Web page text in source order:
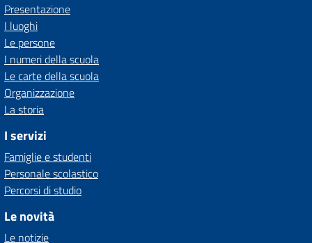
Presentazione
I luoghi
Le persone
I numeri della scuola
Le carte della scuola
Organizzazione
La storia
I servizi
Famiglie e studenti
Personale scolastico
Percorsi di studio
Le novità
Le notizie